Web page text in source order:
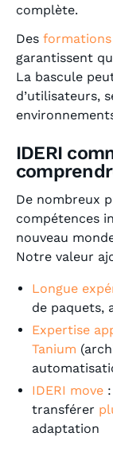
complète.
Des
garantissent
La bascule
d’utilisateurs,
IDERI
De nombreux
compétences
nouveau
Notre valeur
Longue
de paquets,
Expertise
Tanium
IDERI move:
transférer
adaptation